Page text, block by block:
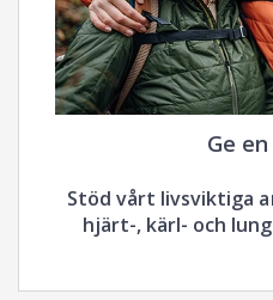
Ge
Stöd vårt livsviktiga
hjärt-, kärl- och